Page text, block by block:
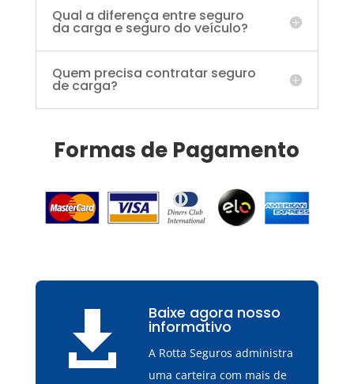
Qual a diferença entre seguro
da carga e seguro do veículo?
Quem precisa contratar seguro
de carga?
Formas de Pagamento
 Baixe agora nosso
informativo
A Rotta Seguros administra
uma carteira com mais de